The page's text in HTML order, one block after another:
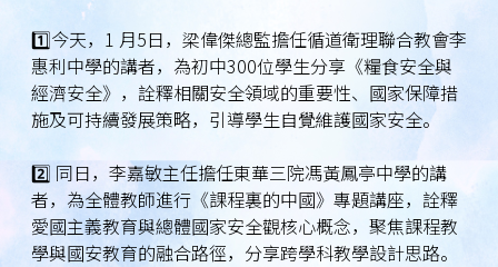
1️⃣今天，1 月5日，梁偉傑總監擔任循道衛理聯合教會李
惠利中學的講者，為初中300位學生分享《糧食安全與
經濟安全》，詮釋相關安全領域的重要性、國家保障措
施及可持續發展策略，引導學生自覺維護國家安全。
2️⃣ 同日，李嘉敏主任擔任東華三院馮黃鳳亭中學的講
者，為全體教師進行《課程裏的中國》專題講座，詮釋
愛國主義教育與總體國家安全觀核心概念，聚焦課程教
學與國安教育的融合路徑，分享跨學科教學設計思路。